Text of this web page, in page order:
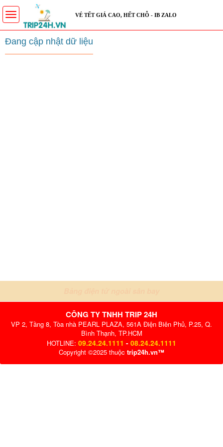
Toggle
navigation
VÉ TẾT GIÁ CAO, HẾT CHỖ - IB ZALO
Đang cập nhật dữ liệu
CÔNG TY TNHH TRIP 24H
VP 2, Tầng 8, Tòa nhà PEARL PLAZA, 561A Điện Biên Phủ, P.25, Q.
Bình Thạnh, TP.HCM
HOTLINE: 09.24.24.1111 - 08.24.24.1111
Copyright ©2025 thuộc trip24h.vn™